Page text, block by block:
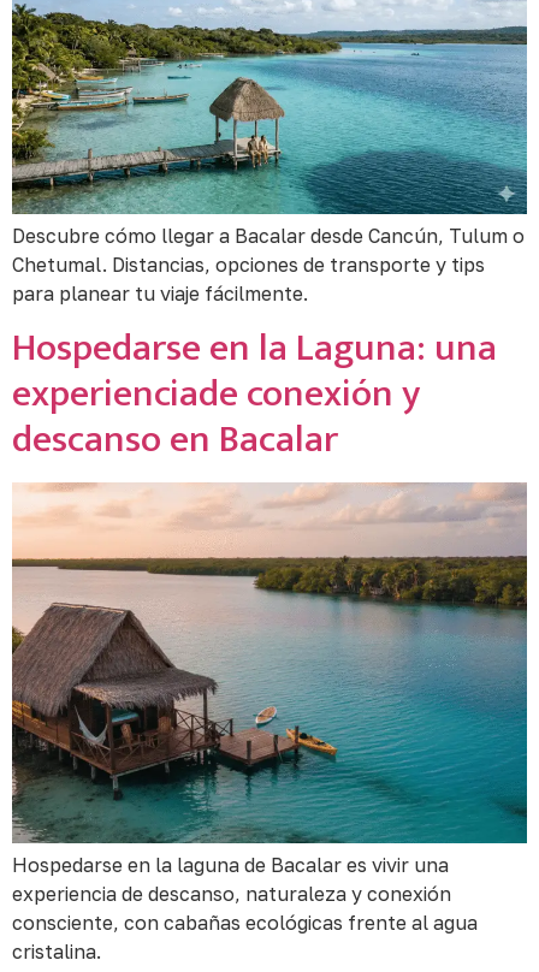
Descubre cómo llegar a Bacalar desde Cancún, Tulum o
Chetumal. Distancias, opciones de transporte y tips
para planear tu viaje fácilmente.
Hospedarse en la Laguna: una
experienciade conexión y
descanso en Bacalar
Hospedarse en la laguna de Bacalar es vivir una
experiencia de descanso, naturaleza y conexión
consciente, con cabañas ecológicas frente al agua
cristalina.